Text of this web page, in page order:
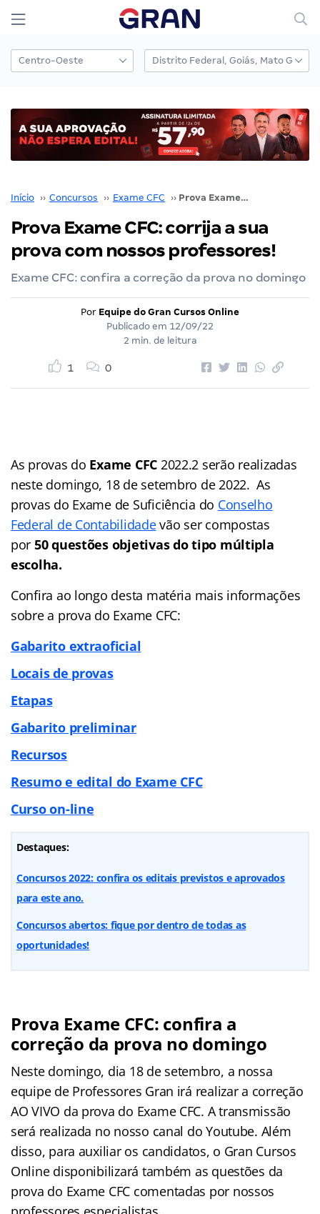
Início ›› Concursos ›› Exame CFC ›› Prova Exame CFC: corrija a sua prova com nossos professores!
Prova Exame CFC: corrija a sua
prova com nossos professores!
Exame CFC: confira a correção da prova no domingo
Por Equipe do Gran Cursos Online
Publicado em 12/09/22
2 min. de leitura
1 0
As provas do Exame CFC 2022.2 serão realizadas
neste domingo, 18 de setembro de 2022. As
provas do Exame de Suficiência do Conselho
Federal de Contabilidadevão ser compostas
por 50 questões objetivas do tipo múltipla
escolha.
Confira ao longo desta matéria mais informações
sobre a prova do Exame CFC:
Gabarito extraoficial
Locais de provas
Etapas
Gabarito preliminar
Recursos
Resumo e edital do Exame CFC
Curso on-line
Destaques:
Concursos 2022: confira os editais previstos e aprovados
para este ano.
Concursos abertos: fique por dentro de todas as
oportunidades!
Prova Exame CFC: confira a
correção da prova no domingo
Neste domingo, dia 18 de setembro, a nossa
equipe de Professores Gran irá realizar a correção
AO VIVO da prova do Exame CFC. A transmissão
será realizada no nosso canal do Youtube. Além
disso, para auxiliar os candidatos, o Gran Cursos
Online disponibilizará também as questões da
prova do Exame CFC comentadas por nossos